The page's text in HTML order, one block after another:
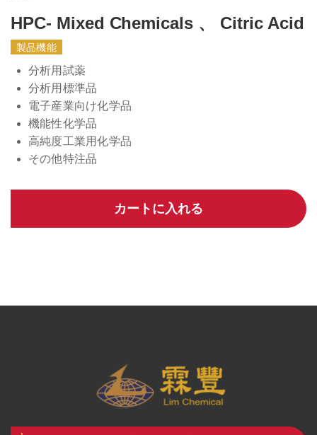
HPC- Mixed Chemicals 、 Citric Acid
製品機能
分析用試薬
分析用標準品
電子産業向け化学品
機能性化学品
高純度工業用化学品
その他特注品
カートに入れる